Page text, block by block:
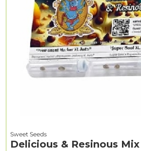
Sweet Seeds
Delicious & Resinous Mix